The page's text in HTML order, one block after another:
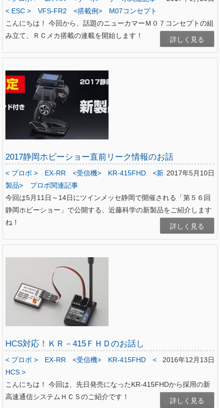
< ESC >
VFS-FR2 <搭載例>
M07コンセプト
こんにちは！ 今回から、話題のニューカマーＭ０７コンセプトの組
み立て、ＲＣメカ搭載の連載を開始します！
詳しく見る
2017静岡ホビーショー直前リーク情報のお話
2017年5月10日
< プロポ > EX-RR <受信機> KR-415FHD
<新
製品>
プロポ関連記事
今回は5月11日～14日にツインメッセ静岡で開催される「第５６回
静岡ホビーショー」で公開する、近藤科学の新製品をご紹介します
ね！
詳しく見る
HCS対応！ＫＲ－415ＦＨＤのお話し
2016年12月13日
< プロポ > EX-RR <受信機> KR-415FHD
<
HCS >
こんにちは！ 今回は、先日発売になったKR-415FHDから採用の新
高速通信システムＨＣＳのご紹介です！
詳しく見る